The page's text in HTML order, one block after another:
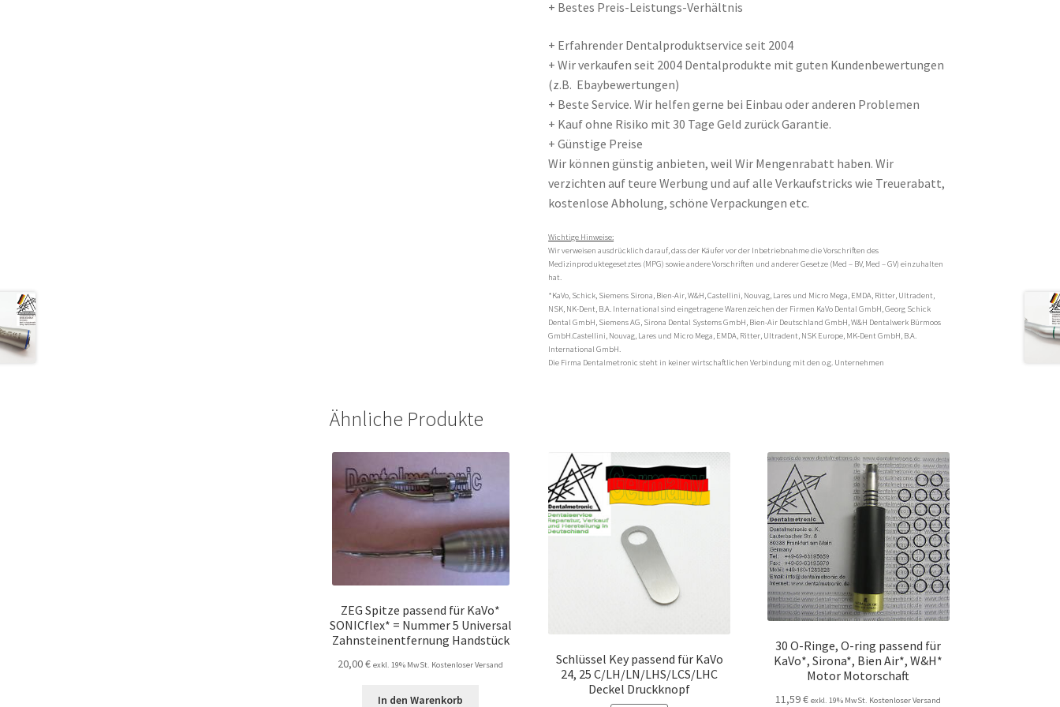
+ Bestes Preis-Leistungs-Verhältnis
+ Erfahrender Dentalproduktservice seit 2004
+ Wir verkaufen seit 2004 Dentalprodukte mit guten Kundenbewertungen
(z.B. Ebaybewertungen)
+ Beste Service. Wir helfen gerne bei Einbau oder anderen Problemen
+ Kauf ohne Risiko mit 30 Tage Geld zurück Garantie.
+ Günstige Preise
Wir können günstig anbieten, weil Wir Mengenrabatt haben. Wir
verzichten auf teure Werbung und auf alle Verkaufstricks wie Treuerabatt,
kostenlose Abholung, schöne Verpackungen etc.
Wichtige Hinweise:
Wir verweisen ausdrücklich darauf, dass der Käufer vor der Inbetriebnahme die Vorschriften des
Medizinproduktegesetztes (MPG) sowie andere Vorschriften und anderer Gesetze (Med – BV, Med – GV) einzuhalten
hat.
*KaVo, Schick, Siemens Sirona, Bien-Air, W&H, Castellini, Nouvag, Lares und Micro Mega, EMDA, Ritter, Ultradent,
NSK, NK-Dent, B.A. International sind eingetragene Warenzeichen der Firmen KaVo Dental GmbH, Georg Schick
Dental GmbH, Siemens AG, Sirona Dental Systems GmbH, Bien-Air Deutschland GmbH, W&H Dentalwerk Bürmoos
GmbH.Castellini, Nouvag, Lares und Micro Mega, EMDA, Ritter, Ultradent, NSK Europe, MK-Dent GmbH, B.A.
International GmbH.
Die Firma Dentalmetronic steht in keiner wirtschaftlichen Verbindung mit den o.g. Unternehmen
Ähnliche Produkte
ZEG Spitze passend für KaVo*
SONICflex* = Nummer 5 Universal
Zahnsteinentfernung Handstück
20,00€ exkl. 19% MwSt. Kostenloser Versand
In den Warenkorb
Schlüssel Key passend für KaVo
24, 25 C/LH/LN/LHS/LCS/LHC
Deckel Druckknopf
30 O-Ringe, O-ring passend für
KaVo*, Sirona*, Bien Air*, W&H*
Motor Motorschaft
11,59€ exkl. 19% MwSt. Kostenloser Versand